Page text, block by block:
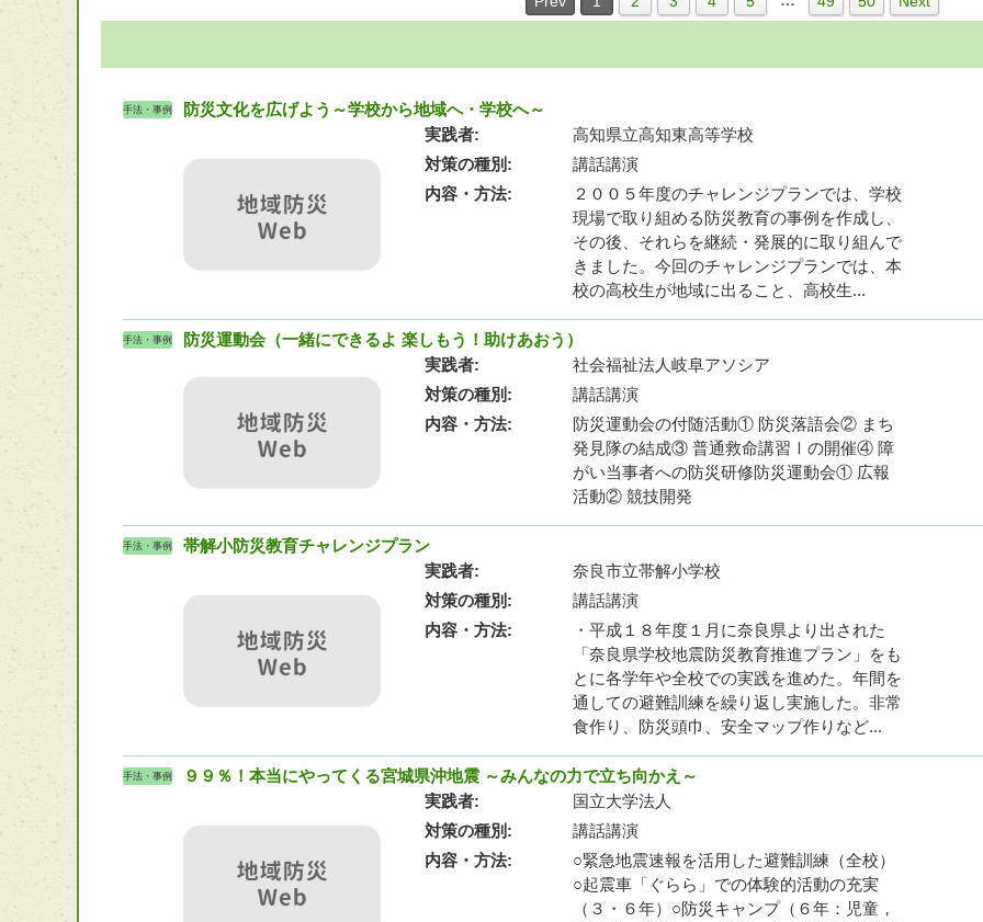
手法・事例
防災文化を広げよう～学校から地域へ・学校へ～
実践者
高知県立高知東高等学校
対策の種別
講話講演
内容・方法
２００５年度のチャレンジプランでは、学校
現場で取り組める防災教育の事例を作成し、
その後、それらを継続・発展的に取り組んで
きました。今回のチャレンジプランでは、本
校の高校生が地域に出ること、高校生...
手法・事例
防災運動会（一緒にできるよ 楽しもう！助けあおう）
実践者
社会福祉法人岐阜アソシア
対策の種別
講話講演
内容・方法
防災運動会の付随活動① 防災落語会② まち
発見隊の結成③ 普通救命講習Ⅰの開催④ 障
がい当事者への防災研修防災運動会① 広報
活動② 競技開発
手法・事例
帯解小防災教育チャレンジプラン
実践者
奈良市立帯解小学校
対策の種別
講話講演
内容・方法
・平成１８年度１月に奈良県より出された
「奈良県学校地震防災教育推進プラン」をも
とに各学年や全校での実践を進めた。年間を
通しての避難訓練を繰り返し実施した。非常
食作り、防災頭巾、安全マップ作りなど...
手法・事例
９９％！本当にやってくる宮城県沖地震 ～みんなの力で立ち向かえ～
実践者
国立大学法人
対策の種別
講話講演
内容・方法
○緊急地震速報を活用した避難訓練（全校）
○起震車「ぐらら」での体験的活動の充実
（３・６年）○防災キャンプ（６年：児童，